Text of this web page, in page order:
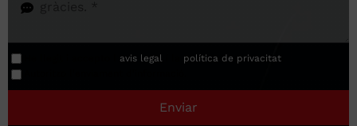
avis legal política de privacitat.
Enviar